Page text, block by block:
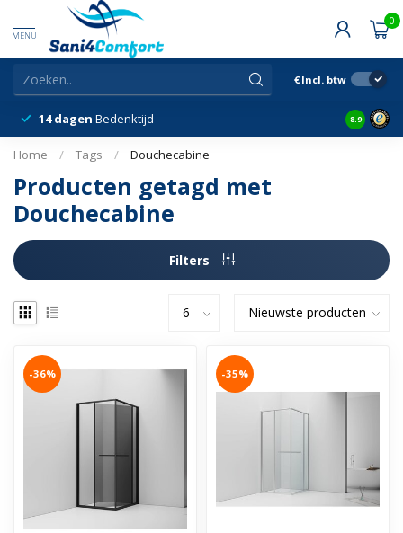
MENU
0
€ Incl. btw
14 dagen Bedenktijd Snelle
8.9
Home / Tags / Douchecabine
Producten getagd met
Douchecabine
Filters
-36% -35%